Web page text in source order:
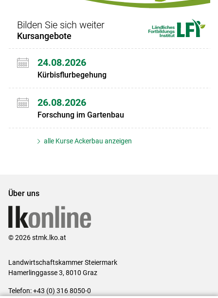
Bilden Sie sich weiter
Kursangebote
24.08.2026
Kürbisflurbegehung
26.08.2026
Forschung im Gartenbau
alle Kurse Ackerbau anzeigen
Über uns
© 2026 stmk.lko.at
Landwirtschaftskammer Steiermark
Hamerlinggasse 3, 8010 Graz
Telefon: +43 (0) 316 8050-0